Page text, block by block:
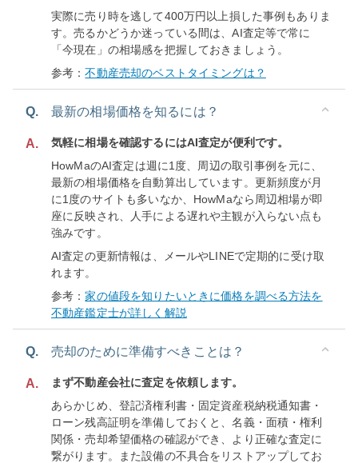
実際に売り時を逃して400万円以上損した事例もありま
す。売るかどうか迷っている間は、AI査定等で常に
「今現在」の相場感を把握しておきましょう。
参考：不動産売却のベストタイミングは？
Q. 最新の相場価格を知るには？
A.
気軽に相場を確認するにはAI査定が便利です。
HowMaのAI査定は週に1度、周辺の取引事例を元に、
最新の相場価格を自動算出しています。更新頻度が月
に1度のサイトも多いなか、HowMaなら周辺相場が即
座に反映され、人手による遅れや主観が入らない点も
強みです。
AI査定の更新情報は、メールやLINEで定期的に受け取
れます。
参考：家の値段を知りたいときに価格を調べる方法を
不動産鑑定士が詳しく解説
Q. 売却のために準備すべきことは？
A.
まず不動産会社に査定を依頼します。
あらかじめ、登記済権利書・固定資産税納税通知書・
ローン残高証明を準備しておくと、名義・面積・権利
関係・売却希望価格の確認ができ、より正確な査定に
繋がります。また設備の不具合をリストアップしてお